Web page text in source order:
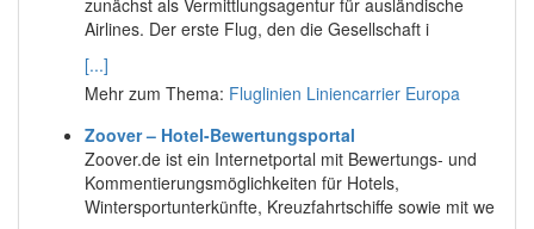
zunächst als Vermittlungsagentur für ausländische
Airlines. Der erste Flug, den die Gesellschaft i
[...]
Mehr zum Thema: Fluglinien Liniencarrier Europa
Zoover – Hotel-Bewertungsportal
Zoover.de ist ein Internetportal mit Bewertungs- und
Kommentierungsmöglichkeiten für Hotels,
Wintersportunterkünfte, Kreuzfahrtschiffe sowie mit we